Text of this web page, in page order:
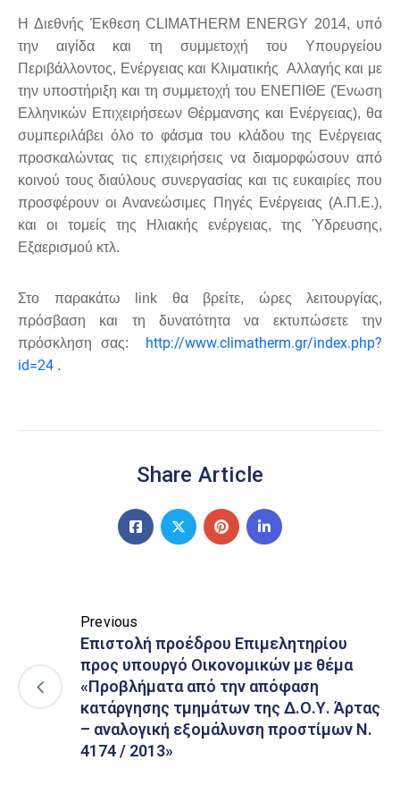
Η Διεθνής Έκθεση CLIMATHERM ENERGY 2014, υπό
την αιγίδα και τη συμμετοχή του Υπουργείου
Περιβάλλοντος, Ενέργειας και Κλιματικής Αλλαγής και με
την υποστήριξη και τη συμμετοχή του ΕΝΕΠΙΘΕ (Ένωση
Ελληνικών Επιχειρήσεων Θέρμανσης και Ενέργειας), θα
συμπεριλάβει όλο το φάσμα του κλάδου της Ενέργειας
προσκαλώντας τις επιχειρήσεις να διαμορφώσουν από
κοινού τους διαύλους συνεργασίας και τις ευκαιρίες που
προσφέρουν οι Ανανεώσιμες Πηγές Ενέργειας (Α.Π.Ε.),
και οι τομείς της Ηλιακής ενέργειας, της Ύδρευσης,
Εξαερισμού κτλ.
Στο παρακάτω link θα βρείτε, ώρες λειτουργίας,
πρόσβαση και τη δυνατότητα να εκτυπώσετε την
πρόσκληση σας: http://www.climatherm.gr/index.php?
id=24 .
Share Article
Previous
Επιστολή προέδρου Επιμελητηρίου
προς υπουργό Οικονομικών με θέμα
«Προβλήματα από την απόφαση
κατάργησης τμημάτων της Δ.Ο.Υ. Άρτας
– αναλογική εξομάλυνση προστίμων Ν.
4174 / 2013»